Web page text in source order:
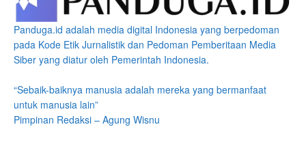
Panduga.id adalah media digital Indonesia yang berpedoman
pada Kode Etik Jurnalistik dan Pedoman Pemberitaan Media
Siber yang diatur oleh Pemerintah Indonesia.
“Sebaik-baiknya manusia adalah mereka yang bermanfaat
untuk manusia lain”
Pimpinan Redaksi – Agung Wisnu